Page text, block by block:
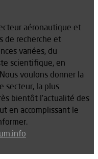
aéronautique et
de recherche et
variées, du
scientifique, en
voulons donner la
secteur, la plus
bientôt l’actualité des
en accomplissant le